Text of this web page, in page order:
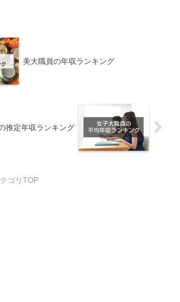
美大職員の年収ランキング
推定年収ランキング
ゴリTOP